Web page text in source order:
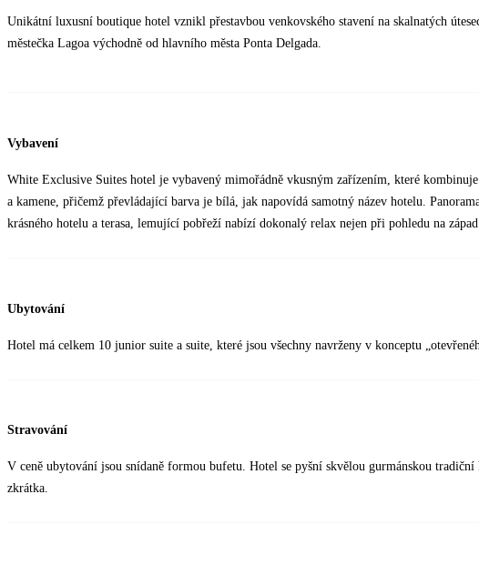
Unikátní luxusní boutique hotel vznikl přestavbou venkovského stavení na skalnatých
městečka Lagoa východně od hlavního města Ponta Delgada.
Vybavení
White Exclusive Suites hotel je vybavený mimořádně vkusným zařízením, které
a kamene, přičemž převládající barva je bílá, jak napovídá samotný název hotelu.
krásného hotelu a terasa, lemující pobřeží nabízí dokonalý relax nejen při pohledu na
Ubytování
Hotel má celkem 10 junior suite a suite, které jsou všechny navrženy v konceptu
Stravování
V ceně ubytování jsou snídaně formou bufetu. Hotel se pyšní skvělou gurmánskou
zkrátka.